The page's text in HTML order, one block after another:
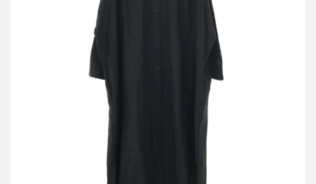
ジルサンダー 21SS コットンシルクシャツワンピース